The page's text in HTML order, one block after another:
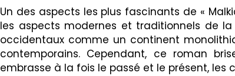
Un des aspects les plus fascinants de «
les aspects modernes et traditionnels de
occidentaux comme un continent
contemporains. Cependant, ce roman
embrasse à la fois le passé et le présent, les